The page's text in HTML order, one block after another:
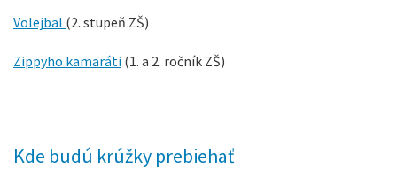
Volejbal (2. stupeň ZŠ)
Zippyho kamaráti (1. a 2. ročník ZŠ)
Kde budú krúžky prebiehať